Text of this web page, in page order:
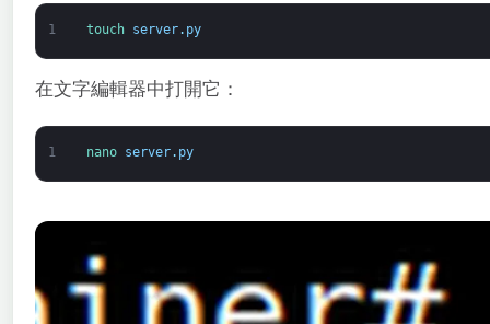
1 touch server. py
在文字編輯器中打開它：
1 nano server. py